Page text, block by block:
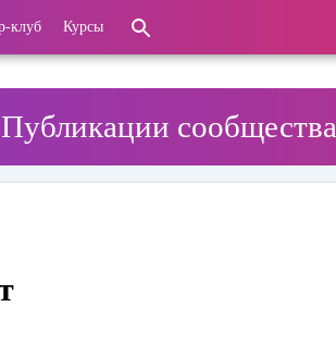
клуб Курсы
Публикации сообщества